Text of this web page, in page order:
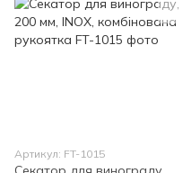
Артикул: FT-1015